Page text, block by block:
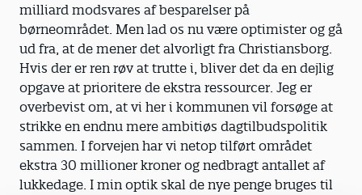
milliard modsvares af besparelser på
børneområdet. Men lad os nu være optimister og gå
ud fra, at de mener det alvorligt fra Christiansborg.
Hvis der er ren røv at trutte i, bliver det da en dejlig
opgave at prioritere de ekstra ressourcer. Jeg er
overbevist om, at vi her i kommunen vil forsøge at
strikke en endnu mere ambitiøs dagtilbudspolitik
sammen. I forvejen har vi netop tilført området
ekstra 30 millioner kroner og nedbragt antallet af
lukkedage. I min optik skal de nye penge bruges til